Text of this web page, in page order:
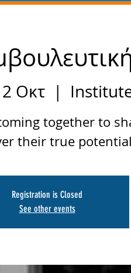
Οκτ
  |
together to
their true
Registration is Closed
See other events